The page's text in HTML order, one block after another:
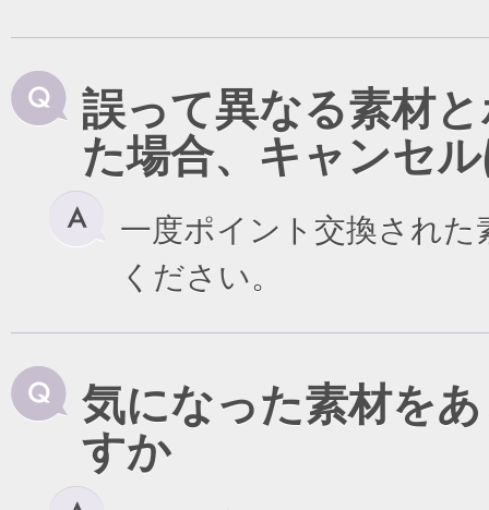
誤って異なる素材
た場合、キャンセ
一度ポイント交換され
ください。
気になった素材を
すか